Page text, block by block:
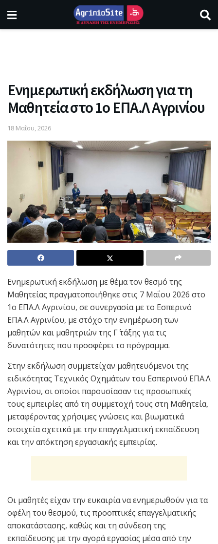
Ενημερωτική εκδήλωση για τη
Μαθητεία στο 1ο ΕΠΑ.Λ Αγρινίου
18 Μαΐου, 2026
Ενημερωτική εκδήλωση με θέμα τον θεσμό της
Μαθητείας πραγματοποιήθηκε στις 7 Μαΐου 2026 στο
1ο ΕΠΑ.Λ Αγρινίου, σε συνεργασία με το Εσπερινό
ΕΠΑ.Λ Αγρινίου, με στόχο την ενημέρωση των
μαθητών και μαθητριών της Γ΄ τάξης για τις
δυνατότητες που προσφέρει το πρόγραμμα.
Στην εκδήλωση συμμετείχαν μαθητευόμενοι της
ειδικότητας Τεχνικός Οχημάτων του Εσπερινού ΕΠΑ.Λ
Αγρινίου, οι οποίοι παρουσίασαν τις προσωπικές
τους εμπειρίες από τη συμμετοχή τους στη Μαθητεία,
μεταφέροντας χρήσιμες γνώσεις και βιωματικά
στοιχεία σχετικά με την επαγγελματική εκπαίδευση
και την απόκτηση εργασιακής εμπειρίας.
Οι μαθητές είχαν την ευκαιρία να ενημερωθούν για τα
οφέλη του θεσμού, τις προοπτικές επαγγελματικής
αποκατάστασης, καθώς και τη σύνδεση της
εκπαίδευσης με την αγορά εργασίας μέσα από την